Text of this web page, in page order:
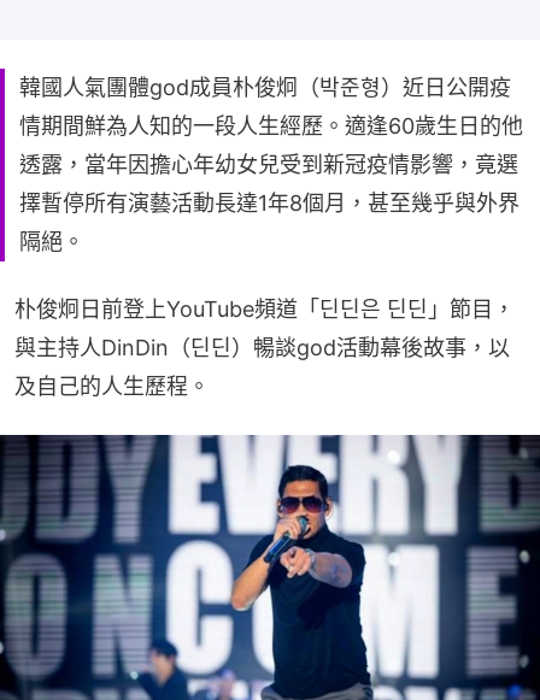
韓國人氣團體god成員朴俊炯（박준형）近日公開疫
情期間鮮為人知的一段人生經歷。適逢60歲生日的他
透露，當年因擔心年幼女兒受到新冠疫情影響，竟選
擇暫停所有演藝活動長達1年8個月，甚至幾乎與外界
隔絕。
朴俊炯日前登上YouTube頻道「딘딘은 딘딘」節目，
與主持人DinDin（딘딘）暢談god活動幕後故事，以
及自己的人生歷程。